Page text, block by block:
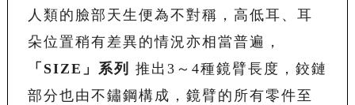
人類的臉部天生便為不對稱，高低耳、耳
朵位置稍有差異的情況亦相當普遍，
「 SIZE 」系列
推出3～4種鏡臂長度，鉸鏈
部分也由不鏽鋼構成，鏡臂的所有零件至